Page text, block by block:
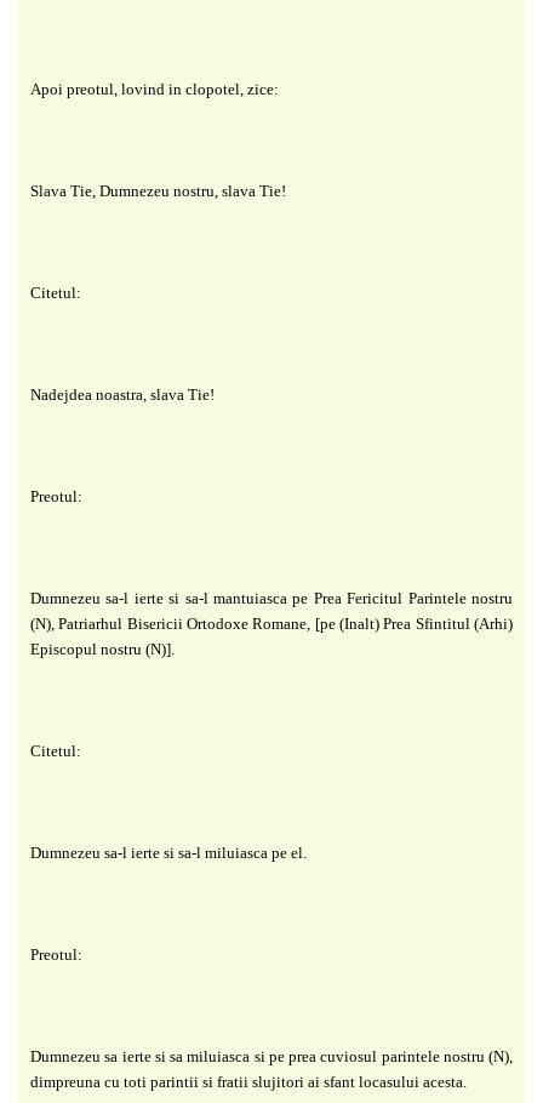
Apoi preotul, lovind in clopotel, zice:
Slava Tie, Dumnezeu nostru, slava Tie!
Citetul:
Nadejdea noastra, slava Tie!
Preotul:
Dumnezeu sa-l ierte si sa-l mantuiasca pe Prea Fericitul Parintele nostru
(N), Patriarhul Bisericii Ortodoxe Romane, [pe (Inalt) Prea Sfintitul (Arhi)
Episcopul nostru (N)].
Citetul:
Dumnezeu sa-l ierte si sa-l miluiasca pe el.
Preotul:
Dumnezeu sa ierte si sa miluiasca si pe prea cuviosul parintele nostru (N),
dimpreuna cu toti parintii si fratii slujitori ai sfant locasului acesta.